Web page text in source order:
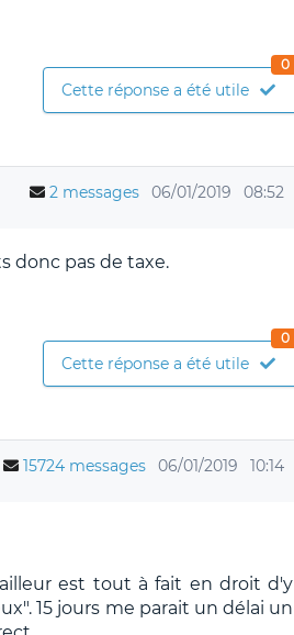
Cette réponse a été utile
0
2 messages 06/01/2019 08:52
donc pas de taxe.
Cette réponse a été utile
0
15724 messages 06/01/2019 10:14
est tout à fait en droit d'y
15 jours me parait un délai un